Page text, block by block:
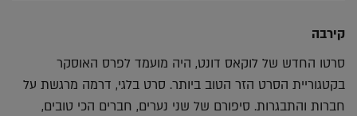
קירבה
סרטו החדש של לוקאס דונט, היה מועמד לפרס האוסקר
בקטגוריית הסרט הזר הטוב ביותר. סרט בלגי, דרמה מרגשת על
חברות והתבגרות. סיפורם של שני נערים, חברים הכי טובים,